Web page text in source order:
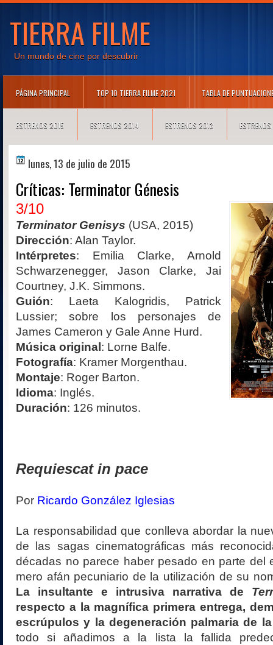
TIERRA FILME
Un mundo de cine por descubrir
PÁGINA PRINCIPAL TOP 10 TIERRA FILME 2021 TABLA DE
ESTRENOS 2015 ESTRENOS 2014 ESTRENOS 2013
lunes, 13 de julio de 2015
Críticas: Terminator Génesis
3/10
Terminator Genisys (USA, 2015)
Dirección: Alan Taylor.
Intérpretes: Emilia Clarke, Arnold
Schwarzenegger, Jason Clarke, Jai
Courtney, J.K. Simmons.
Guión: Laeta Kalogridis, Patrick
Lussier; sobre los personajes de
James Cameron y Gale Anne Hurd.
Música original: Lorne Balfe.
Fotografía: Kramer Morgenthau.
Montaje: Roger Barton.
Idioma: Inglés.
Duración: 126 minutos.
Requiescat in pace
Por Ricardo González Iglesias
La responsabilidad que conlleva abordar la
de las sagas cinematográficas más
décadas no parece haber pesado en parte del
mero afán pecuniario de la utilización de su
La insultante e intrusiva narrativa de
respecto a la magnífica primera entrega,
escrúpulos y la degeneración palmaria de
todo si añadimos a la lista la fallida